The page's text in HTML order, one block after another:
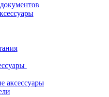
аксессуары